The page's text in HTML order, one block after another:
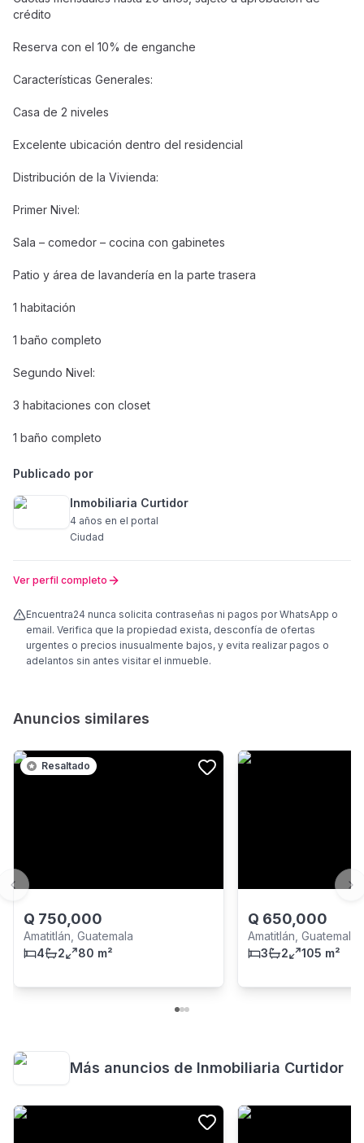
crédito
Reserva con el 10% de enganche
Características Generales:
Casa de 2 niveles
Excelente ubicación dentro del residencial
Distribución de la Vivienda:
Primer Nivel:
Sala – comedor – cocina con gabinetes
Patio y área de lavandería en la parte trasera
1 habitación
1 baño completo
Segundo Nivel:
3 habitaciones con closet
1 baño completo
Publicado por
Inmobiliaria Curtidor
4 años en el portal
Ciudad
Ver perfil completo
Encuentra24 nunca solicita contraseñas ni pagos por WhatsApp o
email. Verifica que la propiedad exista, desconfía de ofertas
urgentes o precios inusualmente bajos, y evita realizar pagos o
adelantos sin antes visitar el inmueble.
Anuncios similares
Resaltado
Q 750,000
Amatitlán, Guatemala
4
2 80 m²
Q 650,000
Amatitlán, Guatemala
3
2 105 m²
Previous slide
Más anuncios de Inmobiliaria Curtidor